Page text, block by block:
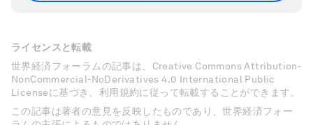
ライセンスと転載
世界経済フォーラムの記事は、Creative Commons Attribution-
NonCommercial-NoDerivatives 4.0 International Public
Licenseに基づき、利用規約に従って転載することができます。
この記事は著者の意見を反映したものであり、世界経済フォー